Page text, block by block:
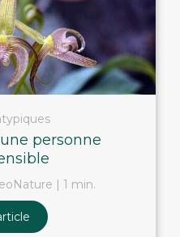
personne
1 min.